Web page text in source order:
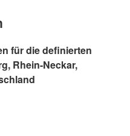
für die definierten
Rhein-Neckar,